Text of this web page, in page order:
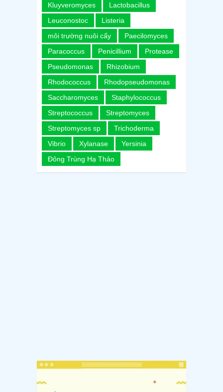
Kluyveromyces
Lactobacillus
Leuconostoc
Listeria
môi trường nuôi cấy
Paecilomyces
Paracoccus
Penicillium
Protease
Pseudomonas
Rhizobium
Rhodococcus
Rhodopseudomonas
Saccharomyces
Staphylococcus
Streptococcus
Streptomyces
Streptomyces sp
Trichoderma
Vibrio
Xylanase
Yersinia
Đông Trùng Hạ Thảo